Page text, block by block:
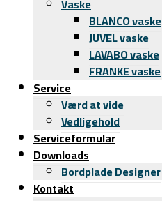
BLANCO vaske
JUVEL vaske
LAVABO vaske
FRANKE vaske
Service
Værd at vide
Vedligehold
Serviceformular
Downloads
Bordplade Designer
Kontakt